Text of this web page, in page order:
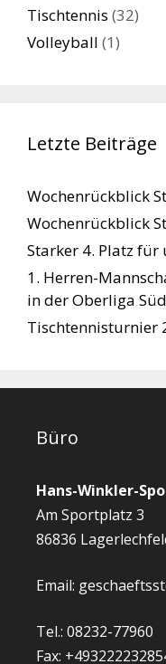
Tischtennis (32)
Volleyball (1)
Letzte Beiträge
Wochenrückblick
Wochenrückblick
Starker 4. Platz für
1. Herren-
in der Oberliga
Tischtennisturnier
Büro
Hans-Winkler-
Am Sportplatz 3
86836
Email:
Tel.: 08232-77960
Fax: